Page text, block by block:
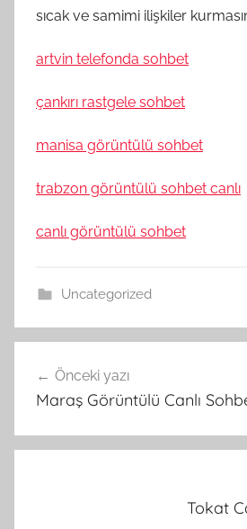
sıcak ve samimi ilişkiler
artvin telefonda sohbet
çankırı rastgele sohbet
manisa görüntülü sohbet
trabzon görüntülü sohbet canlı
canlı görüntülü sohbet
Uncategorized
gezinmesi
Önceki yazı
Maraş Görüntülü Canlı
Tokat